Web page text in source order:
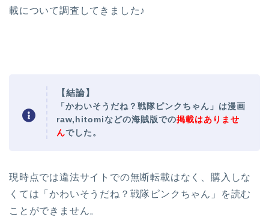
載について調査してきました♪
【結論】
「かわいそうだね？戦隊ピンクちゃん」は漫画
raw,hitomiなどの海賊版での掲載はありませ
んでした。
現時点では違法サイトでの無断転載はなく、購入しな
くては「かわいそうだね？戦隊ピンクちゃん」を読む
ことができません。